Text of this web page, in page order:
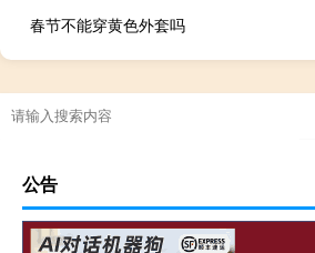
春节不能穿黄色外套吗
公告